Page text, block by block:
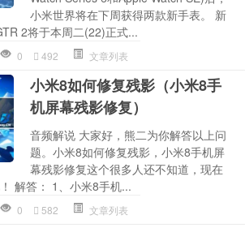
小米世界将在下周获得两款新手表。 新
2将于本周二(22)正式...
0 492 文章列表
小米8如何修复残影（小米8手
机屏幕残影修复）
音频解说 大家好，熊二为你解答以上问
题。小米8如何修复残影，小米8手机屏
幕残影修复这个很多人还不知道，现在
解答： 1、小米8手机...
0 582 文章列表